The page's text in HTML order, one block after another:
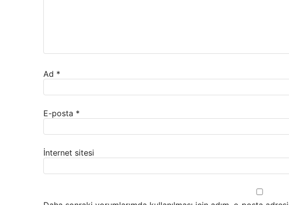
Ad *
E-posta *
İnternet sitesi